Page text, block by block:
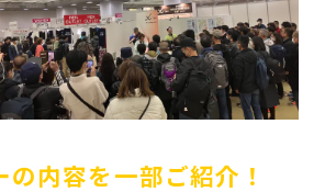
の内容を一部ご紹介！